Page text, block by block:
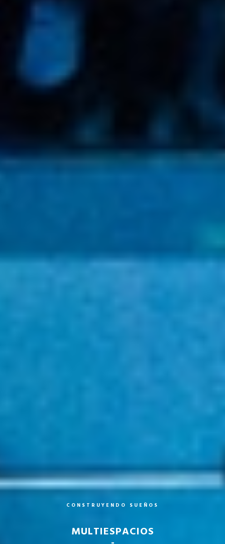
C O N S T R UY E N D O S U E Ñ O S
MULTIESPACIOS